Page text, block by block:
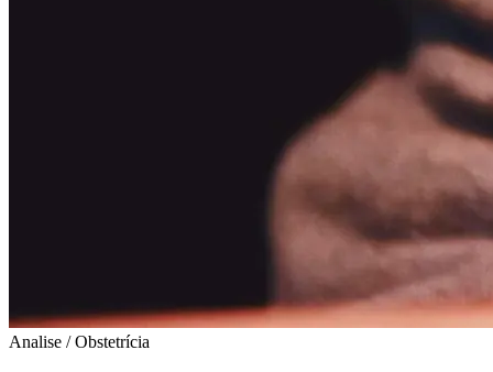
Analise / Obstetrícia